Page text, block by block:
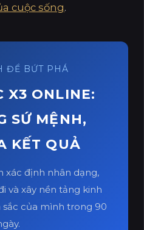
cuộc sống.
ĐỂ BỨT PHÁ
X3 ONLINE:
SỨ MỆNH,
KẾT QUẢ
xác định nhân dạng,
và xây nền tảng kinh
của mình trong 90